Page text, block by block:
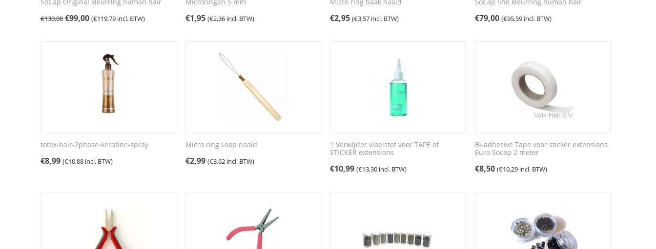
€130,00 €99,00 (€119,79 incl. BTW) €1,95 (€2,36incl. BTW) €2,95 (€3,57 incl. BTW) €79,00 (€95,59incl. BTW)
totex-hair-2phase-keratine-spray
€8,99 (€10,88 incl. BTW)
Micro ring Loop naald
€2,99 (€3,62incl. BTW)
1 Verwijder vloeistof voor TAPE of
STICKER extensions
€10,99 (€13,30 incl. BTW)
Bi-adhesive Tape voor sticker extensions
Euro Socap 2 meter
€8,50 (€10,29incl. BTW)